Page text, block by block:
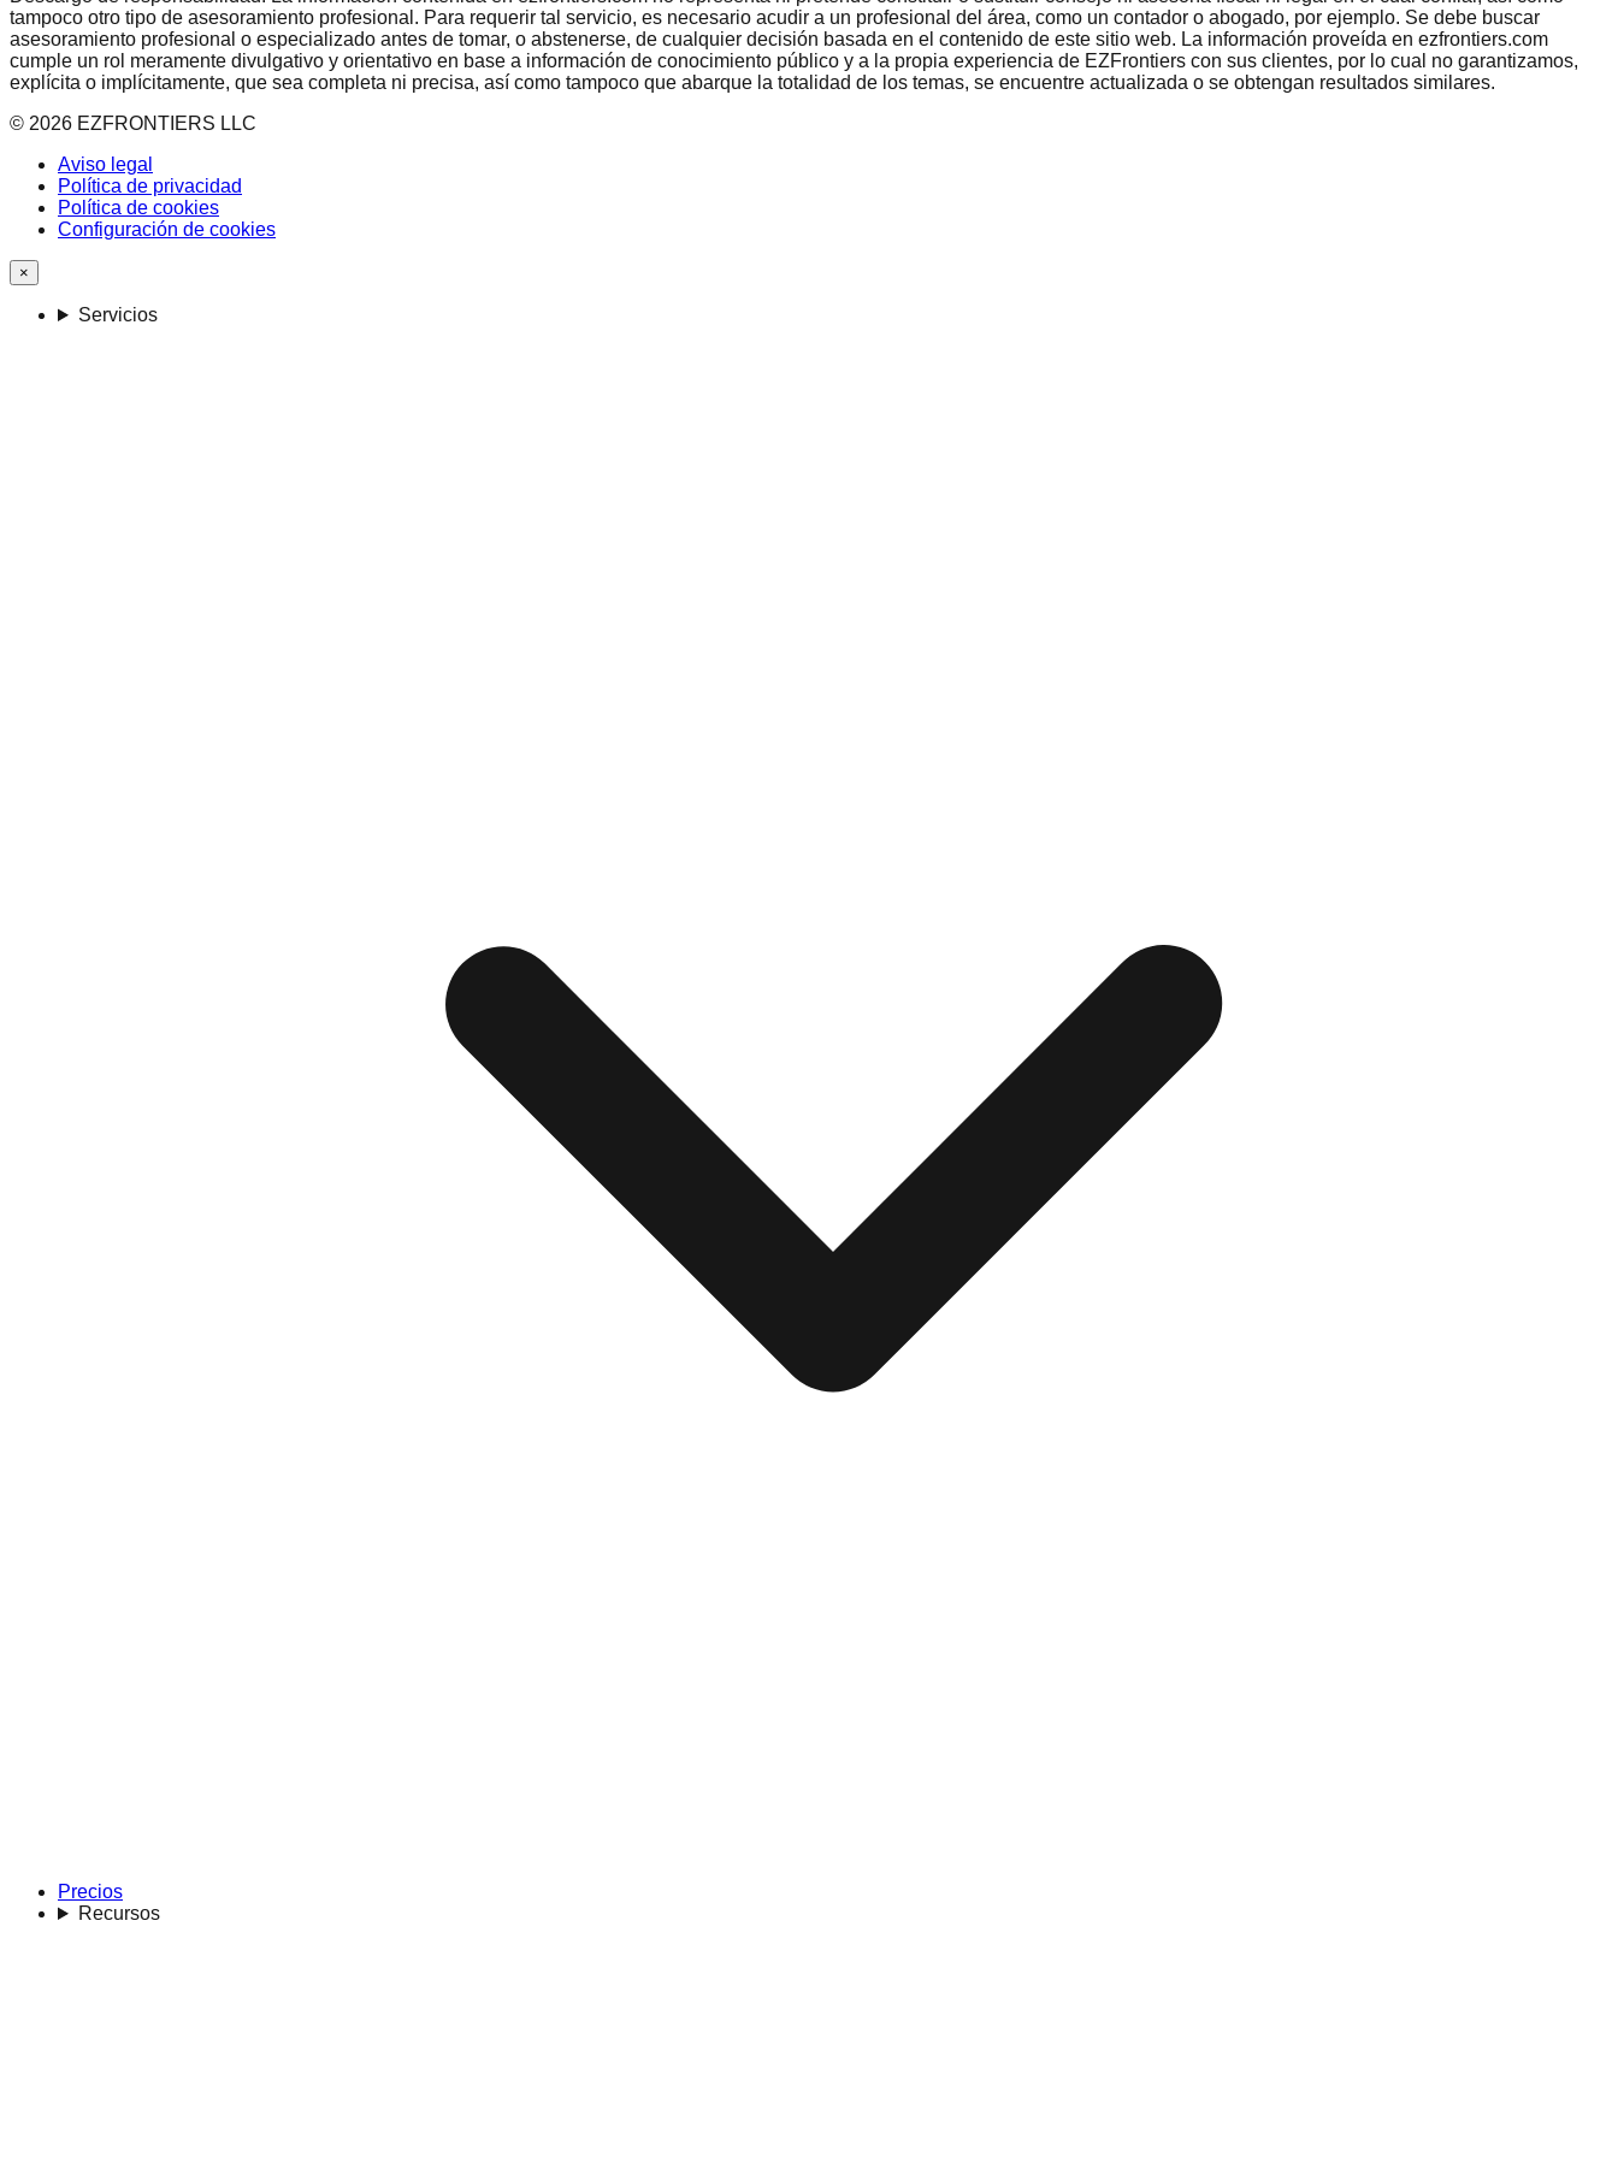
tampoco otro tipo de asesoramiento profesional. Para requerir tal servicio, es necesario acudir a un profesional del área, como un contador o abogado, por ejemplo. Se debe buscar
asesoramiento profesional o especializado antes de tomar, o abstenerse, de cualquier decisión basada en el contenido de este sitio web. La información proveída en ezfrontiers.com
cumple un rol meramente divulgativo y orientativo en base a información de conocimiento público y a la propia experiencia de EZFrontiers con sus clientes, por lo cual no garantizamos,
explícita o implícitamente, que sea completa ni precisa, así como tampoco que abarque la totalidad de los temas, se encuentre actualizada o se obtengan resultados similares.
© 2026 EZFRONTIERS LLC
Aviso legal
Política de privacidad
Política de cookies
Configuración de cookies
×
Servicios
Precios
Recursos